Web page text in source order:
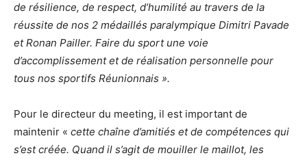
de résilience, de respect, d’humilité au travers de la
réussite de nos 2 médaillés paralympique Dimitri Pavade
et Ronan Pailler. Faire du sport une voie
d’accomplissement et de réalisation personnelle pour
tous nos sportifs Réunionnais ».
Pour le directeur du meeting, il est important de
maintenir « cette chaîne d’amitiés et de compétences qui
s’est créée. Quand il s’agit de mouiller le maillot, les